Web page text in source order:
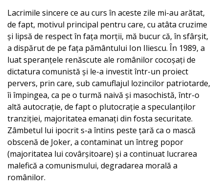
Lacrimile sincere ce au curs în aceste zile mi-au arătat,
de fapt, motivul principal pentru care, cu atâta cruzime
și lipsă de respect în fața morții, mă bucur că, în sfârșit,
a dispărut de pe fața pământului Ion Iliescu. În 1989, a
luat speranțele renăscute ale românilor cocoșați de
dictatura comunistă și le-a investit într-un proiect
pervers, prin care, sub camuflajul lozincilor patriotarde,
îi împingea, ca pe o turmă naivă și masochistă, într-o
altă autocrație, de fapt o plutocrație a speculanților
tranziției, majoritatea emanați din fosta securitate.
Zâmbetul lui ipocrit s-a întins peste țară ca o mască
obscenă de Joker, a contaminat un întreg popor
(majoritatea lui covârșitoare) și a continuat lucrarea
malefică a comunismului, degradarea morală a
românilor.